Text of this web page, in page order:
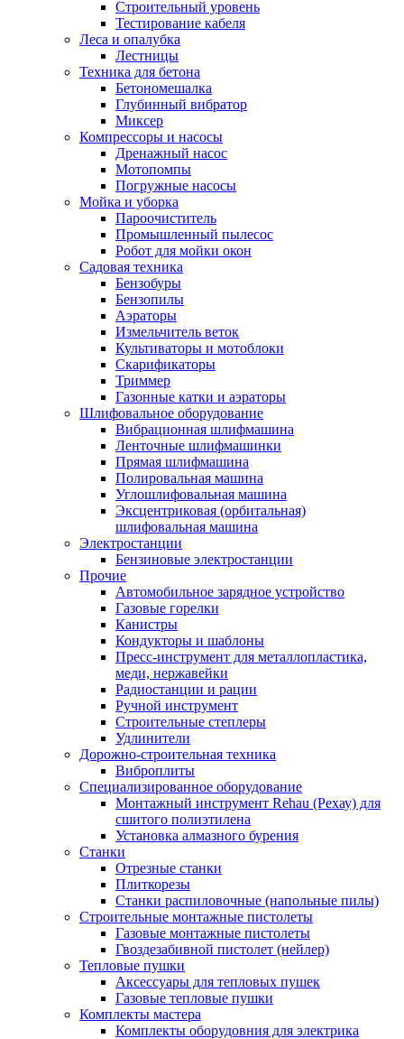
Строительный уровень
Тестирование кабеля
Леса и опалубка
Лестницы
Техника для бетона
Бетономешалка
Глубинный вибратор
Миксер
Компрессоры и насосы
Дренажный насос
Мотопомпы
Погружные насосы
Мойка и уборка
Пароочиститель
Промышленный пылесос
Робот для мойки окон
Садовая техника
Бензобуры
Бензопилы
Аэраторы
Измельчитель веток
Культиваторы и мотоблоки
Скарификаторы
Триммер
Газонные катки и аэраторы
Шлифовальное оборудование
Вибрационная шлифмашина
Ленточные шлифмашинки
Прямая шлифмашина
Полировальная машина
Углошлифовальная машина
Эксцентриковая (орбитальная)
шлифовальная машина
Электростанции
Бензиновые электростанции
Прочие
Автомобильное зарядное устройство
Газовые горелки
Канистры
Кондукторы и шаблоны
Пресс-инструмент для металлопластика,
меди, нержавейки
Радиостанции и рации
Ручной инструмент
Строительные степлеры
Удлинители
Дорожно-строительная техника
Виброплиты
Специализированное оборудование
Монтажный инструмент Rehau (Рехау) для
сшитого полиэтилена
Установка алмазного бурения
Станки
Отрезные станки
Плиткорезы
Станки распиловочные (напольные пилы)
Строительные монтажные пистолеты
Газовые монтажные пистолеты
Гвоздезабивной пистолет (нейлер)
Тепловые пушки
Аксессуары для тепловых пушек
Газовые тепловые пушки
Комплекты мастера
Комплекты оборудовния для электрика